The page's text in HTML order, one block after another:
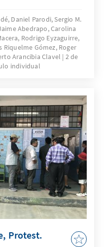
brindar una visión
centrales de la
Daniel Parodi, Sergio M.
Abedrapo, Carolina
Rodrigo Eyzaguirre,
Riquelme Gómez, Roger
Arancibia Clavel
2 de
individual
Protest.